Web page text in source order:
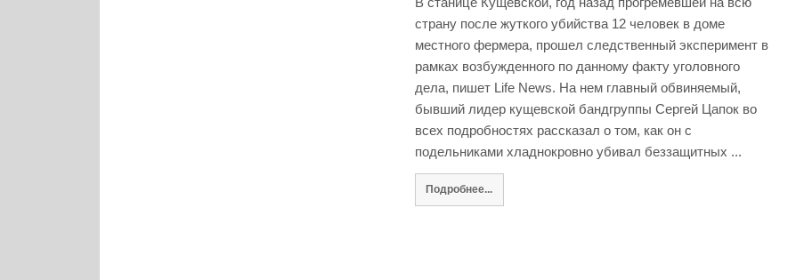
страну после жуткого убийства 12 человек в доме
местного фермера, прошел следственный эксперимент в
рамках возбужденного по данному факту уголовного
дела, пишет Life News. На нем главный обвиняемый,
бывший лидер кущевской бандгруппы Сергей Цапок во
всех подробностях рассказал о том, как он с
подельниками хладнокровно убивал беззащитных ...
Подробнее...